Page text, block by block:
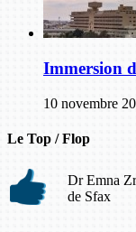
Immersion
10 novembre
Le Top / Flop
Dr Emna
de Sfax